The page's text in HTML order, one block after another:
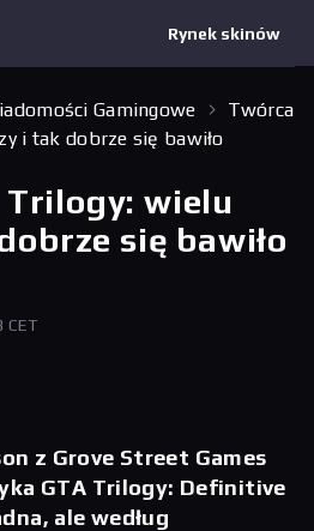
Rynek skinów
Gamingowe
Twórca
i tak dobrze się bawiło
Trilogy: wielu
się bawiło
CET
z Grove Street Games
GTA Trilogy: Definitive
ale według